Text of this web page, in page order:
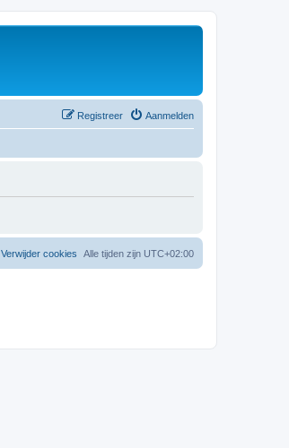
Aanmelden
Registreer
Alle tijden zijn UTC+02:00
Verwijder cookies